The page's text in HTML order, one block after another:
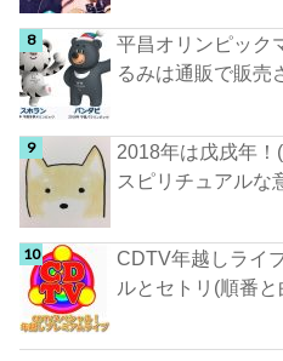
平昌オリンピック
るみは通販で販売
2018年は戊戌年！
スピリチュアルな
CDTV年越しライ
ルとセトリ(順番と